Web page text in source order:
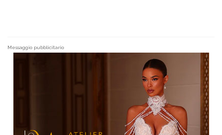
Messaggio pubblicitario